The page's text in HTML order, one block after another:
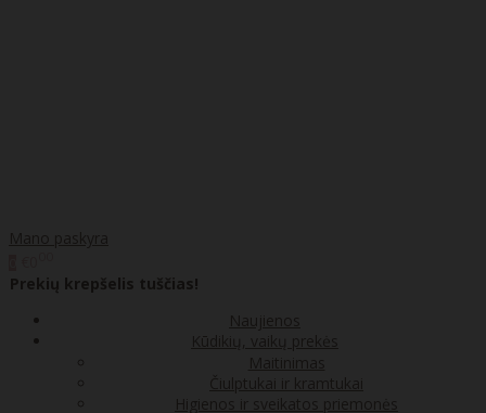
Mano paskyra
Prekių krepšelis tuščias!
Naujienos
Kūdikių, vaikų prekės
Maitinimas
Čiulptukai ir kramtukai
Higienos ir sveikatos priemonės